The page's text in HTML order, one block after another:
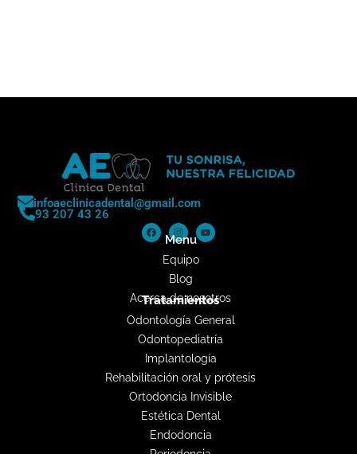
infoaeclinicadental@gmail.com
93 207 43 26
Menu
Equipo
Blog
Acerca de nosotros
Tratamientos
Odontología General
Odontopediatría
Implantología
Rehabilitación oral y prótesis
Ortodoncia Invisible
Estética Dental
Endodoncia